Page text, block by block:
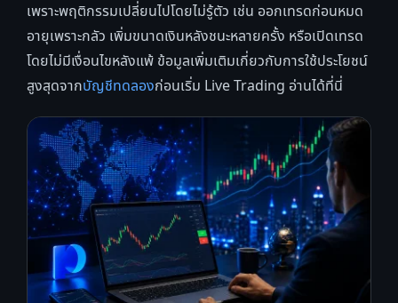
เพราะพฤติกรรมเปลี่ยนไปโดยไม่รู้ตัว เช่น ออกเทรดก่อนหมด
อายุเพราะกลัว เพิ่มขนาดเงินหลังชนะหลายครั้ง หรือเปิดเทรด
โดยไม่มีเงื่อนไขหลังแพ้ ข้อมูลเพิ่มเติมเกี่ยวกับการใช้ประโยชน์
สูงสุดจากบัญชีทดลองก่อนเริ่ม Live Trading อ่านได้ที่นี่